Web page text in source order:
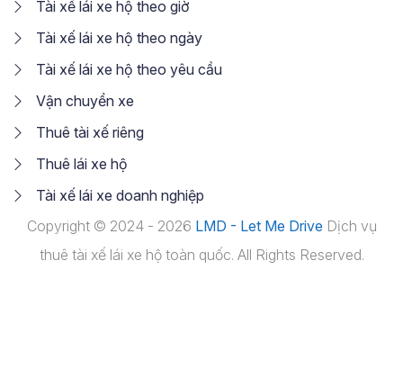
Tài xế lái xe hộ theo giờ
Tài xế lái xe hộ theo ngày
Tài xế lái xe hộ theo yêu cầu
Vận chuyển xe
Thuê tài xế riêng
Thuê lái xe hộ
Tài xế lái xe doanh nghiệp
Copyright © 2024 - 2026 LMD - Let Me Drive Dịch vụ
thuê tài xế lái xe hộ toàn quốc. All Rights Reserved.